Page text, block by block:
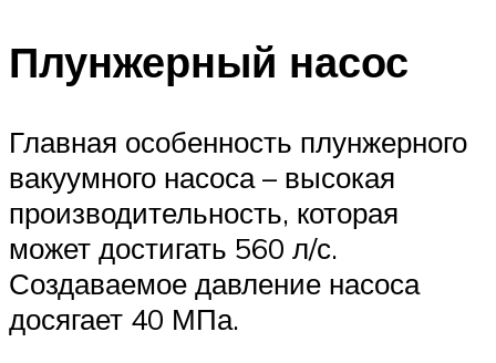
Плунжерный насос
Главная особенность плунжерного
вакуумного насоса – высокая
производительность, которая
может достигать 560 л/с.
Создаваемое давление насоса
досягает 40 МПа.